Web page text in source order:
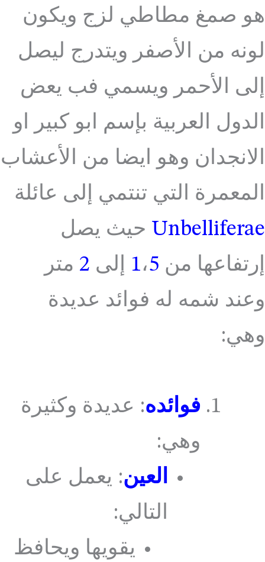
هو صمغ مطاطي لزج ويكون
لونه من الأصفر ويتدرج ليصل
إلى الأحمر ويسمي فب يعض
الدول العربية بإسم ابو كبير او
الانجدان وهو ايضا من الأعشاب
المعمرة التي تنتمي إلى عائلة
Unbelliferae حيث يصل
إرتفاعها من
1،5 إلى 2 متر
وعند شمه له فوائد عديدة
وهي:
فوائده: عديدة وكثيرة
وهي:
العين: يعمل على
التالي:
يقويها ويحافظ